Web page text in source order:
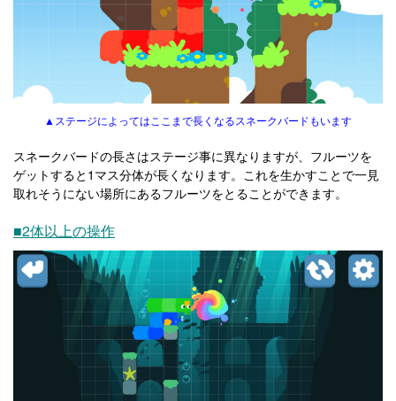
▲ステージによってはここまで長くなるスネークバードもいます
スネークバードの長さはステージ事に異なりますが、フルーツを
ゲットすると1マス分体が長くなります。これを生かすことで一見
取れそうにない場所にあるフルーツをとることができます。
■2体以上の操作